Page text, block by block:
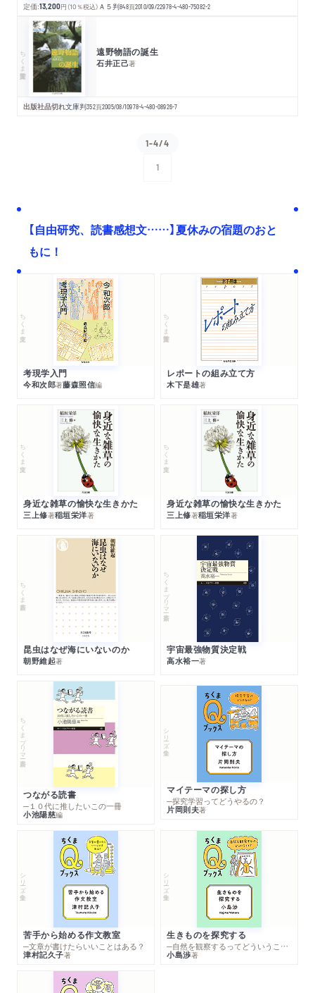
定価:13,200円 （10％税込） Ａ５判848頁2010/09/22978-4-480-75082-2
ちくま学芸文庫 遠野物語の誕生
石井正己著
出版社品切れ文庫判352頁2005/08/10978-4-480-08926-7
1-4/4
1
【自由研究、読書感想文……】夏休みの宿題のおと
もに！
ちくま文庫
考現学入門
今和次郎著藤森照信編
ちくま学芸文庫
レポートの組み立て方
木下是雄著
ちくま文庫
身近な雑草の愉快な生きかた
三上修著稲垣栄洋著
ちくま文庫
身近な雑草の愉快な生きかた
三上修著稲垣栄洋著
ちくま新書
昆虫はなぜ海にいないのか
朝野維起著
ちくまプリマー新書
宇宙最強物質決定戦
高水裕一著
ちくまプリマー新書
つながる読書
─１０代に推したいこの一冊
小池陽慈編
シリーズ・全集
マイテーマの探し方
─探究学習ってどうやるの？
片岡則夫著
シリーズ・全集
苦手から始める作文教室
─文章が書けたらいいことはある？
津村記久子著
シリーズ・全集
生きものを探究する
─自然を観察するってどういうこと？
小島渉著